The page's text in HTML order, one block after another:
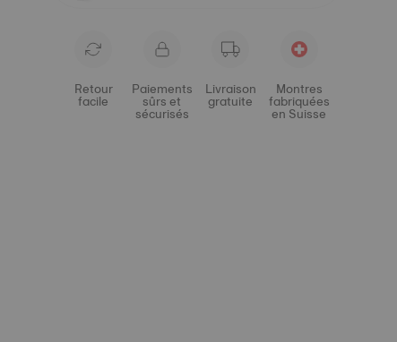
Retour
facile
Paiements
sûrs et
sécurisés
Livraison
gratuite
Montres
fabriquées
en Suisse